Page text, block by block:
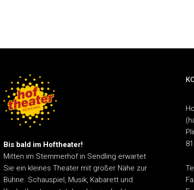
Bis bald im Hoftheater!
Mitten im Stemmerhof in Sendling erwartet
Sie ein kleines Theater mit großer Nähe zur
Bühne. Schauspiel, Musik, Kabarett und